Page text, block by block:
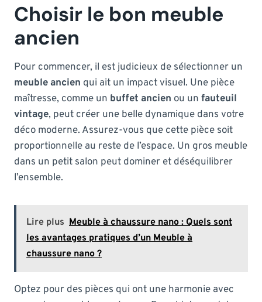
Choisir le bon meuble
ancien
Pour commencer, il est judicieux de sélectionner un
meuble ancien qui ait un impact visuel. Une pièce
maîtresse, comme un buffet ancien ou un fauteuil
vintage, peut créer une belle dynamique dans votre
déco moderne. Assurez-vous que cette pièce soit
proportionnelle au reste de l’espace. Un gros meuble
dans un petit salon peut dominer et déséquilibrer
l’ensemble.
Lire plus Meuble à chaussure nano : Quels sont
les avantages pratiques d’un Meuble à
chaussure nano ?
Optez pour des pièces qui ont une harmonie avec